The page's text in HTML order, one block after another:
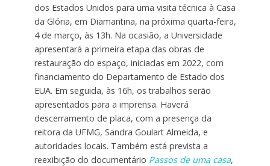
dos Estados Unidos para uma visita técnica à Casa
da Glória, em Diamantina, na próxima quarta-feira,
4 de março, às 13h. Na ocasião, a Universidade
apresentará a primeira etapa das obras de
restauração do espaço, iniciadas em 2022, com
financiamento do Departamento de Estado dos
EUA. Em seguida, às 16h, os trabalhos serão
apresentados para a imprensa. Haverá
descerramento de placa, com a presença da
reitora da UFMG, Sandra Goulart Almeida, e
autoridades locais. Também está prevista a
reexibição do documentário Passos de uma casa,